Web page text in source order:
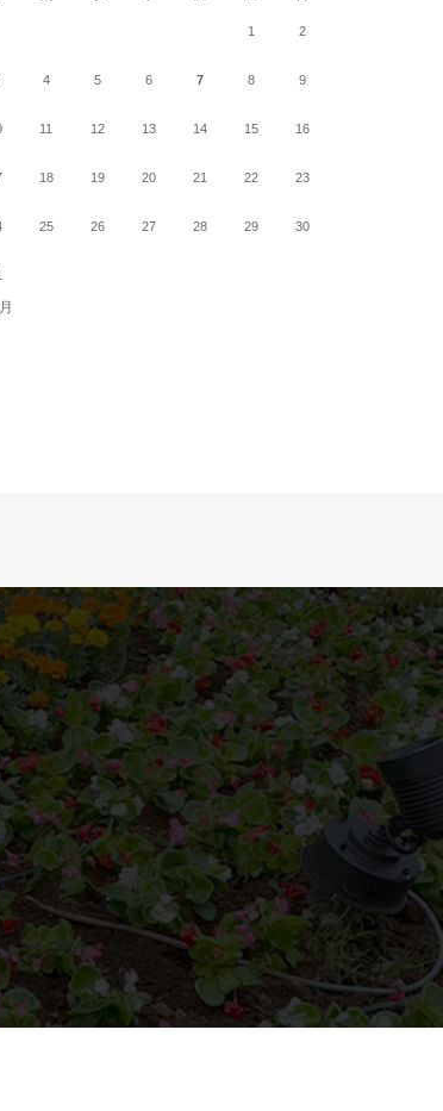
1 2
4 5 6 7 8 9
11 12 13 14 15 16
18 19 20 21 22 23
25 26 27 28 29 30